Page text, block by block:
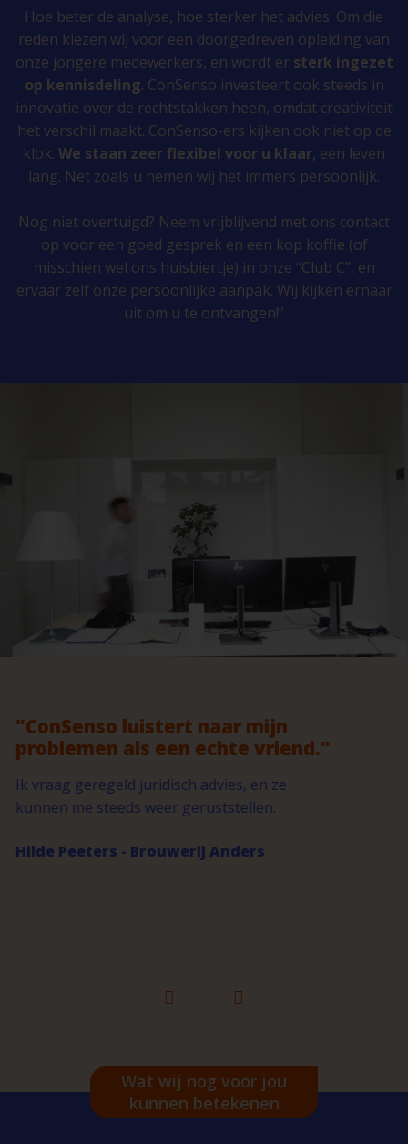
Hoe beter de analyse, hoe sterker het advies. Om die
reden kiezen wij voor een doorgedreven opleiding van
onze jongere medewerkers, en wordt er sterk ingezet
op kennisdeling. ConSenso investeert ook steeds in
innovatie over de rechtstakken heen, omdat creativiteit
het verschil maakt. ConSenso-ers kijken ook niet op de
klok. We staan zeer flexibel voor u klaar, een leven
lang. Net zoals u nemen wij het immers persoonlijk.
Nog niet overtuigd? Neem vrijblijvend met ons contact
op voor een goed gesprek en een kop koffie (of
misschien wel ons huisbiertje) in onze “Club C”, en
ervaar zelf onze persoonlijke aanpak. Wij kijken ernaar
uit om u te ontvangen!”
ConSenso luistert naar mijn
problemen als een echte vriend.
Ik vraag geregeld juridisch advies, en ze
kunnen me steeds weer geruststellen.
Hilde Peeters - Brouwerij Anders
Wat wij nog voor jou
kunnen betekenen